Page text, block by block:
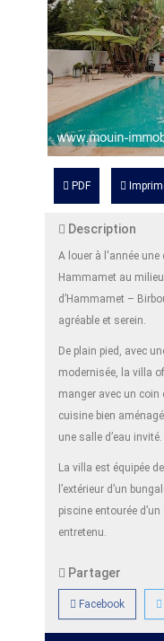
PDF
Description
A louer à l'année une
Hammamet au
d’Hammamet –
agréable et serein.
De plain pied, avec
modernisée, la villa
manger avec un coin
cuisine bien
une salle d’eau invité.
La villa est équipée
l’extérieur d’un
piscine entourée
entretenu.
Partager
Facebook